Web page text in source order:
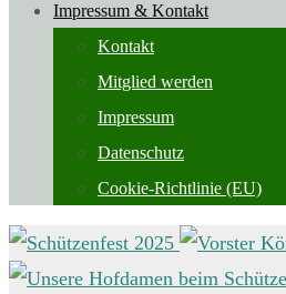
Impressum & Kontakt
Kontakt
Mitglied werden
Impressum
Datenschutz
Cookie-Richtlinie (EU)